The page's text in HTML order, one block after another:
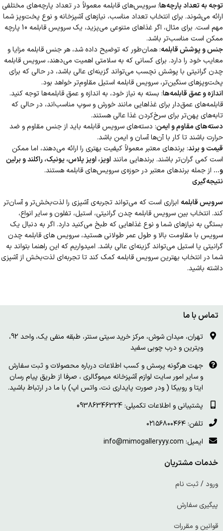
توجه به تعداد پارچه‌ها: سرویس‌های قابلمه معمولاً در تعداد پارچه‌های مختلفی
ارائه می‌شوند. برای انتخاب تعداد مناسب، نیازهای آشپزخانه و نوع پخت‌وپز شما
مهم است. برای مثال، اگر غذاهای متنوعی می‌پزید، یک سرویس قابلمه 10 پارچه
ممکن است مناسب‌تر باشد.
جنس و پوشش قابلمه: همان‌طور که توضیح داده شد، هر جنس قابلمه مزایا و
معایب خود را دارد. برای کسانی که به سلامتی اهمیت می‌دهند، سرویس قابلمه
چدن گرانیتی با پوشش نچسب می‌تواند گزینه‌ای عالی باشد، در حالی که برای
پخت‌وپزهای سنگین‌تر، سرویس قابلمه استیل مقاوم‌تر خواهد بود.
اندازه و عمق قابلمه‌ها: بسته به نیاز خود، به اندازه و عمق قابلمه‌ها توجه کنید.
قابلمه‌های عمق‌دار برای غذاهایی مانند خورش و سوپ مناسب‌اند، در حالی که
تابه‌های پهن‌تر برای سرخ‌کردن غذا عالی هستند.
دسته‌های مقاوم و ایمن: دسته‌های سرویس قابلمه باید از جنس مقاوم و ضد
حرارت باشند تا کار با آن‌ها آسان و ایمن باشد.
قیمت و برند: برندهای معتبر معمولاً کیفیت بهتری را ارائه می‌دهند، اما ممکن
است کمی گران‌تر باشند. برندهایی ماننداویز، اویز پلاس، یونیک، راکلند و برلین
و... از جمله برندهای معتبر در حوزه‌ی سرویس‌های قابلمه هستند.
نتیجه‌گیری
سرویس قابلمه ابزاری است که می‌تواند تجربه‌ی آشپزی را لذت‌بخش‌تر و آسان‌تر
کند. انتخاب بین سرویس قابلمه چدن گرانیتی، استیل، تفلون و سایر انواع،
بستگی به نیازهای شما و نوع غذاهایی که طبخ می‌کنید دارد. اگر به دنبال یک
سرویس با مقاومت بالا و طول عمر طولانی هستید، سرویس های قابلمه چدن
گرانیتی یا استیل می‌تواند گزینه‌ای عالی باشد. امیدواریم که این راهنما بتواند به
شما در انتخاب بهترین سرویس قابلمه کمک کند تا تجربه‌ای لذت‌بخش از آشپزی
داشته باشید.
تماس با ما
تهران، میدان شوش، مرکز خرید سیتی سنتر، طبقه منفی یک، واحد 92،
ویترین و درب چوبی سفید
جهت هرگونه پرسش و کسب اطلاعات درباره محصولات و ثبت سفارش
و سایر امور سایت لوازم آشپزخانه میموگالری ، صرفا از طریق پیام رسان
ایتا و روبیکا ( ودر صورت پایداری نت، واتس اپ) با ما در ارتباط باشید.
پشتیبانی و اطلاعات تکمیلی: 09386346324
تلفن: ۰۲۱۵۶۸۰۰۴۶۴
ایمیل: info@mimogalleryyy.com
خدمات مشتریان
ورود / ثبت نام
پیگیری سفارش
قوانین و مقررات